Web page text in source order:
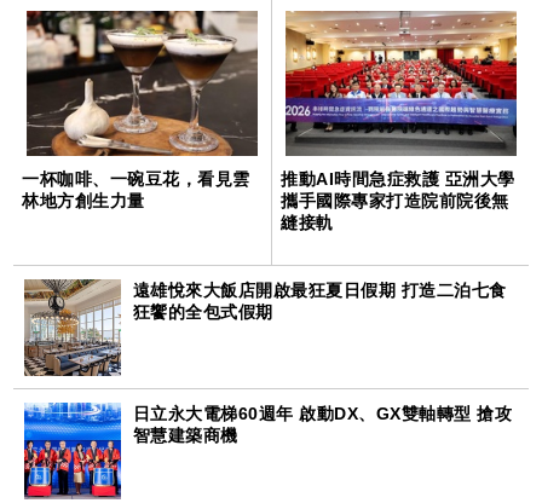
一杯咖啡、一碗豆花，看見雲
林地方創生力量
推動AI時間急症救護 亞洲大學
攜手國際專家打造院前院後無
縫接軌
遠雄悅來大飯店開啟最狂夏日假期 打造二泊七食
狂饗的全包式假期
日立永大電梯60週年 啟動DX、GX雙軸轉型 搶攻
智慧建築商機